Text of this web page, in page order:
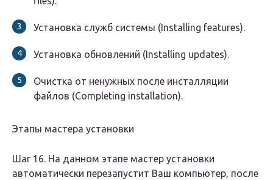
Установка служб системы (Installing features).
Установка обновлений (Installing updates).
Очистка от ненужных после инсталляции
файлов (Completing installation).
Этапы мастера установки
Шаг 16. На данном этапе мастер установки
автоматически перезапустит Ваш компьютер, после